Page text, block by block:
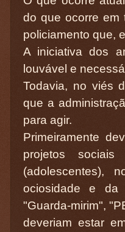
do que ocorre em
policiamento que,
A iniciativa dos
louvável e
Todavia, no viés
que a
para agir.
Primeiramente
projetos
(adolescentes),
ociosidade e da
"Guarda-mirim",
deveriam estar